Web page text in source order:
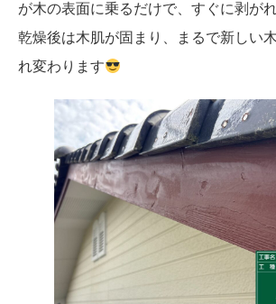
が木の表面に乗るだけで、すぐに剥が
乾燥後は木肌が固まり、まるで新しい
れ変わります